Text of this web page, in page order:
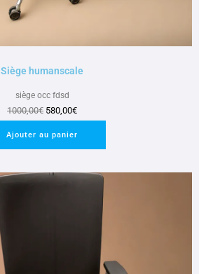
Siège humanscale
siège occ fdsd
1000,00€ 580,00€
Ajouter au panier